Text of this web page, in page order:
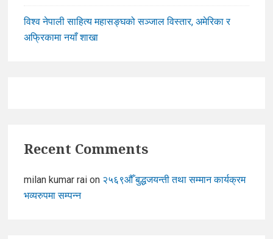
विश्व नेपाली साहित्य महासङ्घको सञ्जाल विस्तार, अमेरिका र
अफ्रिकामा नयाँ शाखा
Recent Comments
milan kumar rai on २५६९औँ बुद्धजयन्ती तथा सम्मान कार्यक्रम
भव्यरुपमा सम्पन्न